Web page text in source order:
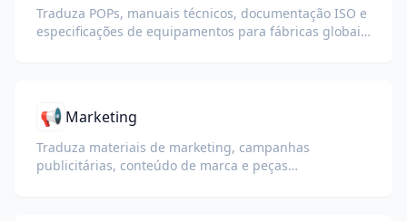
Traduza POPs, manuais técnicos, documentação ISO e
especificações de equipamentos para fábricas globais
📢 Marketing
Traduza materiais de marketing, campanhas
publicitárias, conteúdo de marca e peças